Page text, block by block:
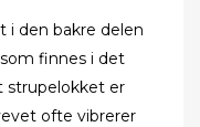
i den bakre delen
finnes i det
strupelokket er
ofte vibrerer